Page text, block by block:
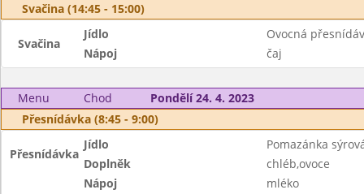
Svačina (14:45 - 15:00)
Svačina
Jídlo
Ovocná
Nápoj
čaj
Menu Chod
Pondělí 24. 4. 2023
Přesnídávka (8:45 - 9:00)
Přesnídávka
Jídlo
Pomazánka
Doplněk
chléb,ovoce
Nápoj
mléko